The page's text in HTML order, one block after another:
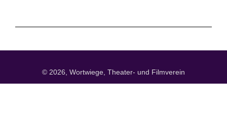
© 2026, Wortwiege, Theater- und Filmverein